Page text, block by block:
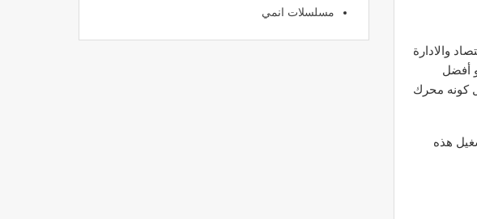
والادارة
أفضل
كونه محرك
هذه
مسلسلات انمي